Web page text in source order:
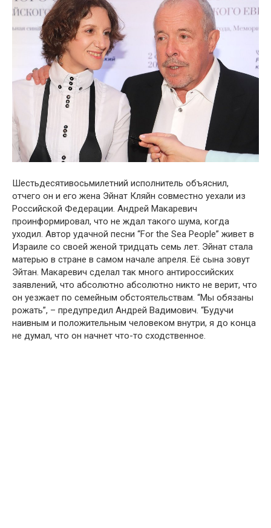
Шестьдесятивосьмилетний исполнитель объяснил,
отчего он и его жена Эйнат Кляйн совместно уехали из
Российской Федерации. Андрей Макаревич
проинформировал, что не ждал такого шума, когда
уходил. Автор удачной песни “For the Sea People” живет в
Израиле со своей женой тридцать семь лет. Эйнат стала
матерью в стране в самом начале апреля. Её сына зовут
Эйтан. Макаревич сделал так много антироссийских
заявлений, что абсолютно абсолютно никто не верит, что
он уезжает по семейным обстоятельствам. “Мы обязаны
рожать”, – предупредил Андрей Вадимович. “Будучи
наивным и положительным человеком внутри, я до конца
не думал, что он начнет что-то сходственное.